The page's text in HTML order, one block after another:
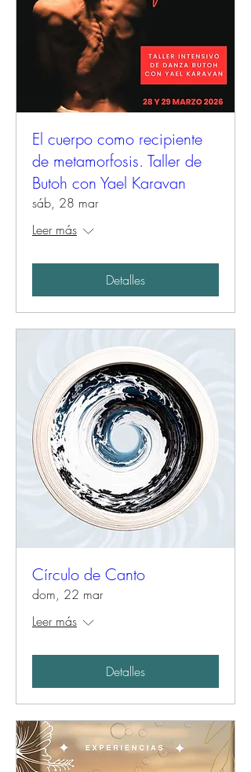
El cuerpo como recipiente
de metamorfosis. Taller de
Butoh con Yael Karavan
sáb, 28 mar
Leer más
Detalles
Círculo de Canto
dom, 22 mar
Leer más
Detalles